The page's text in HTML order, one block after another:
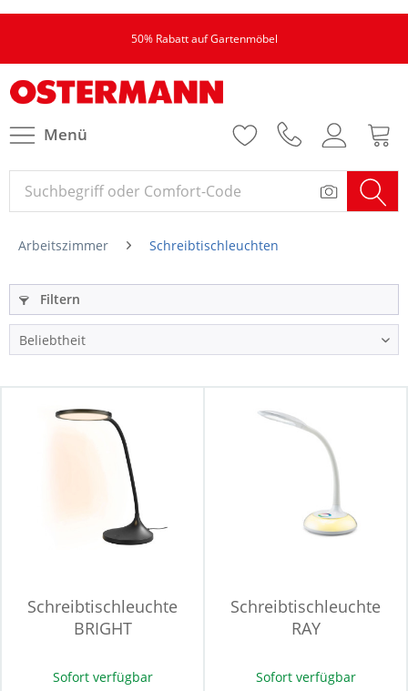
50% Rabatt auf Gartenmöbel
Menü
Arbeitszimmer Schreibtischleuchten
Filtern
Schreibtischleuchte
BRIGHT
Sofort verfügbar
Schreibtischleuchte
RAY
Sofort verfügbar